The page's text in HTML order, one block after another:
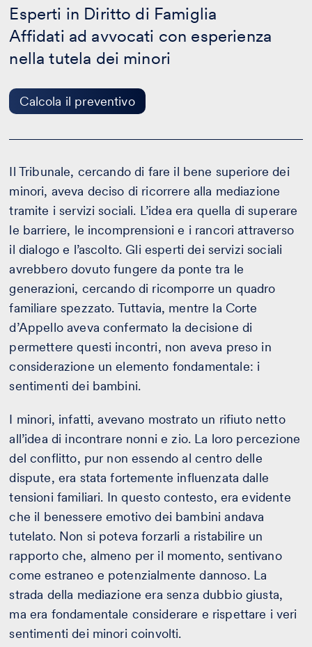
Esperti in Diritto di Famiglia
Affidati ad avvocati con esperienza
nella tutela dei minori
Calcola il preventivo
in
Diritto
di
-
il
preventivo
Il Tribunale, cercando di fare il bene superiore dei
minori, aveva deciso di ricorrere alla mediazione
tramite i servizi sociali. L’idea era quella di superare
le barriere, le incomprensioni e i rancori attraverso
il dialogo e l’ascolto. Gli esperti dei servizi sociali
avrebbero dovuto fungere da ponte tra le
generazioni, cercando di ricomporre un quadro
familiare spezzato. Tuttavia, mentre la Corte
d’Appello aveva confermato la decisione di
permettere questi incontri, non aveva preso in
considerazione un elemento fondamentale: i
sentimenti dei bambini.
I minori, infatti, avevano mostrato un rifiuto netto
all’idea di incontrare nonni e zio. La loro percezione
del conflitto, pur non essendo al centro delle
dispute, era stata fortemente influenzata dalle
tensioni familiari. In questo contesto, era evidente
che il benessere emotivo dei bambini andava
tutelato. Non si poteva forzarli a ristabilire un
rapporto che, almeno per il momento, sentivano
come estraneo e potenzialmente dannoso. La
strada della mediazione era senza dubbio giusta,
ma era fondamentale considerare e rispettare i veri
sentimenti dei minori coinvolti.